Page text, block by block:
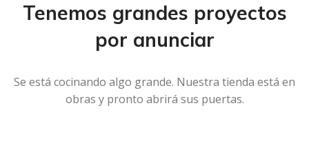
Tenemos grandes proyectos
por anunciar
Se está cocinando algo grande. Nuestra tienda está en
obras y pronto abrirá sus puertas.